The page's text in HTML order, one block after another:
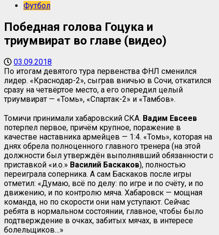
Футбол
Победная голова Гоцука и
триумвират во главе (видео)
03.09.2018
По итогам девятого тура первенства ФНЛ сменился
лидер. «Краснодар-2», сыграв вничью в Сочи, откатился
сразу на четвёртое место, а его опередил целый
триумвират — «Томь», «Спартак-2» и «Тамбов».
Томичи принимали хабаровский СКА. Вадим Евсеев
потерпел первое, причём крупное, поражение в
качестве наставника армейцев — 1:4. «Томь», которая на
днях обрела полноценного главного тренера (на этой
должности был утверждён выполнявший обязанности с
приставкой «и.о.» Василий Баскаков), полностью
переиграла соперника. А сам Баскаков после игры
отметил: «Думаю, всё по делу: по игре и по счёту, и по
движению, и по контролю мяча. Хабаровск — мощная
команда, но по скорости они нам уступают. Сейчас
ребята в нормальном состоянии, главное, чтобы было
подтверждение в очках, забитых мячах, в интересе
болельщиков…»